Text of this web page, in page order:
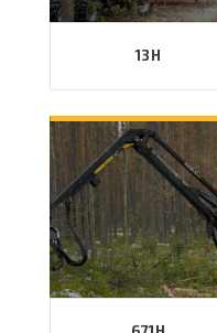
13H